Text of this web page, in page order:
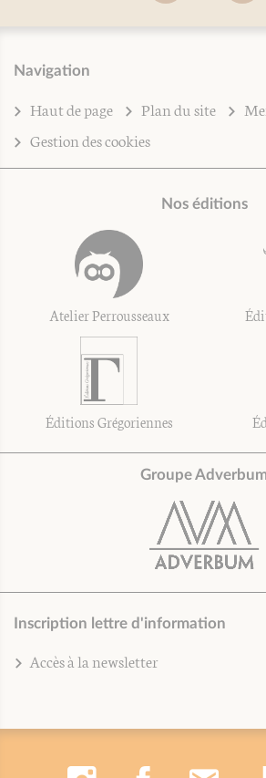
Navigation
Haut de page Plan du site
Gestion des cookies
Nos éditions
Atelier Perrousseaux
Éditions Grégoriennes
Groupe
Inscription lettre d'information
Accès à la newsletter